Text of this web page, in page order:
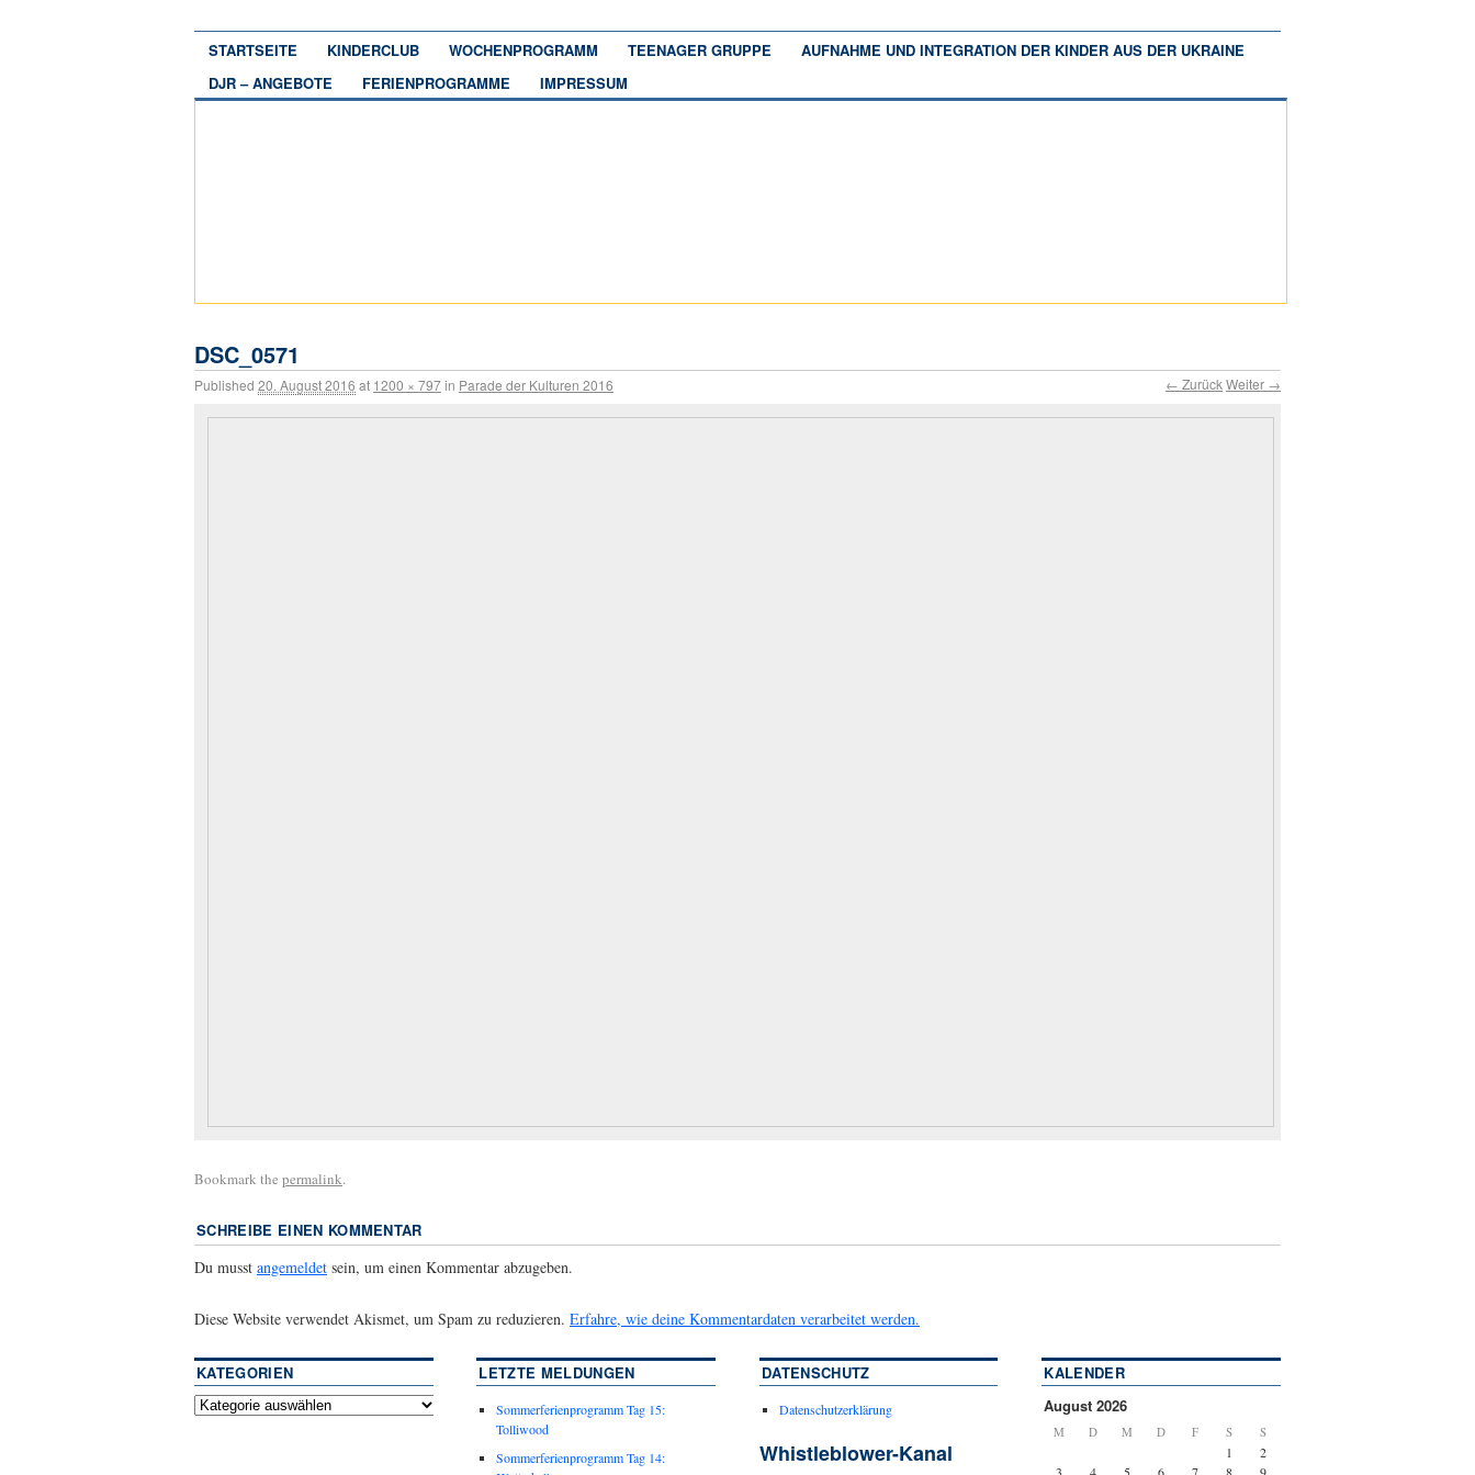
STARTSEITE KINDERCLUB WOCHENPROGRAMM TEENAGER GRUPPE
AUFNAHME UND INTEGRATION DER KINDER AUS DER UKRAINE
DJR – ANGEBOTE
FERIENPROGRAMME IMPRESSUM
DSC_0571
Published 20. August 2016 at 1200 × 797in Parade der Kulturen 2016 ← ZurückWeiter →
Bookmark the permalink.
SCHREIBE EINEN KOMMENTAR
Du musst angemeldet sein, um einen Kommentar abzugeben.
Diese Website verwendet Akismet, um Spam zu reduzieren. Erfahre, wie deine Kommentardaten verarbeitet werden.
KATEGORIEN LETZTE MELDUNGEN
Sommerferienprogramm Tag 15:
Tolliwood
Sommerferienprogramm Tag 14:
DATENSCHUTZ
Datenschutzerklärung
Whistleblower-Kanal
KALENDER
August 2026
M D M D F S S
1
2